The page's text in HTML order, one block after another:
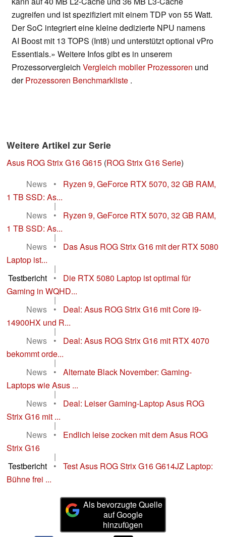
zugreifen und ist spezifiziert mit einem TDP von 55 Watt.
Der SoC integriert eine kleine dedizierte NPU namens
AI Boost mit 13 TOPS (Int8) und unterstützt optional vPro
Essentials.» Weitere Infos gibt es in unserem
Prozessorvergleich Vergleich mobiler Prozessoren und
derProzessoren Benchmarkliste .
Weitere Artikel zur Serie
Asus ROG Strix G16 G615 (ROG Strix G16 Serie)
News
•
Ryzen 9, GeForce RTX 5070, 32 GB RAM,
1 TB SSD: As...
|
News
•
Ryzen 9, GeForce RTX 5070, 32 GB RAM,
1 TB SSD: As...
|
News
•
Das Asus ROG Strix G16 mit der RTX 5080
Laptop ist...
|
Testbericht
•
Die RTX 5080 Laptop ist optimal für
Gaming in WQHD...
|
News
•
Deal: Asus ROG Strix G16 mit Core i9-
14900HX und R...
|
News
•
Deal: Asus ROG Strix G16 mit RTX 4070
bekommt orde...
|
News
•
Alternate Black November: Gaming-
Laptops wie Asus ...
|
News
•
Deal: Leiser Gaming-Laptop Asus ROG
Strix G16 mit ...
|
News
•
Endlich leise zocken mit dem Asus ROG
Strix G16
|
Testbericht
•
Test Asus ROG Strix G16 G614JZ Laptop:
Bühne frei ...
Als bevorzugte Quelle
auf Google
hinzufügen